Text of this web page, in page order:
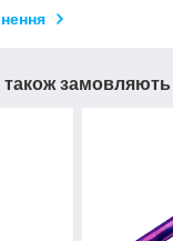
замовляють